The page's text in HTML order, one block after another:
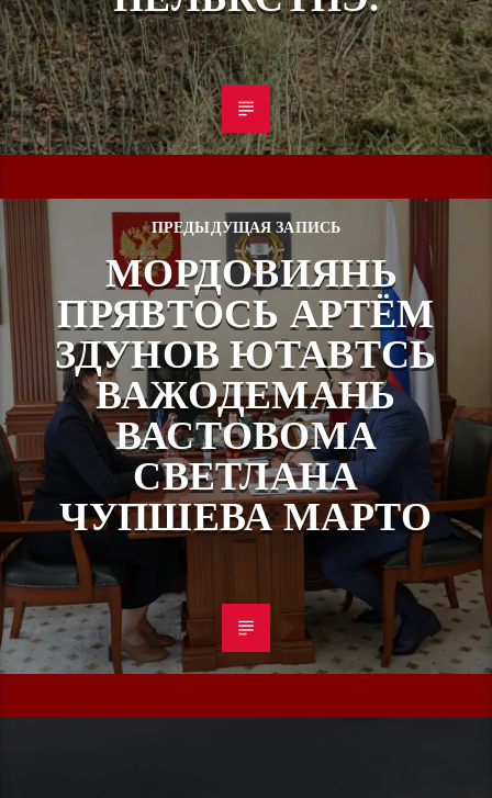
ПРЕДЫДУЩАЯ ЗАПИСЬ
МОРДОВИЯНЬ
ПРЯВТОСЬ АРТЁМ
ЗДУНОВ ЮТАВТСЬ
ВАЖОДЕМАНЬ
ВАСТОВОМА
СВЕТЛАНА
ЧУПШЕВА МАРТО